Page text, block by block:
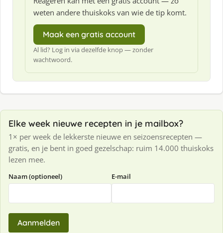
weten andere thuiskoks van wie de tip komt.
Maak een gratis account
Al lid? Log in via dezelfde knop — zonder
wachtwoord.
Elke week nieuwe recepten in je mailbox?
1× per week de lekkerste nieuwe en seizoensrecepten —
gratis, en je bent in goed gezelschap: ruim 14.000 thuiskoks
lezen mee.
Naam (optioneel) E-mail
Aanmelden